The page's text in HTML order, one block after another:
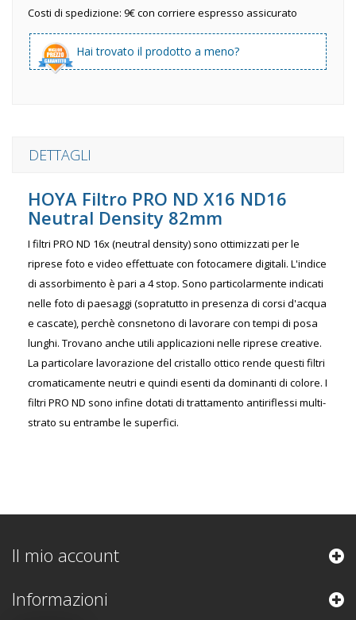
Costi di spedizione: 9€ con corriere espresso assicurato
Hai trovato il prodotto a meno?
DETTAGLI
HOYA Filtro PRO ND X16 ND16
Neutral Density 82mm
I filtri PRO ND 16x (neutral density) sono ottimizzati per le
riprese foto e video effettuate con fotocamere digitali. L'indice
di assorbimento è pari a 4 stop. Sono particolarmente indicati
nelle foto di paesaggi (sopratutto in presenza di corsi d'acqua
e cascate), perchè consnetono di lavorare con tempi di posa
lunghi. Trovano anche utili applicazioni nelle riprese creative.
La particolare lavorazione del cristallo ottico rende questi filtri
cromaticamente neutri e quindi esenti da dominanti di colore. I
filtri PRO ND sono infine dotati di trattamento antiriflessi multi-
strato su entrambe le superfici.
Il mio account
Informazioni